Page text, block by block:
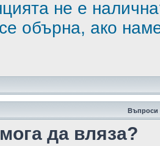
не е
обърна, ако
Въпроси
да вляза?